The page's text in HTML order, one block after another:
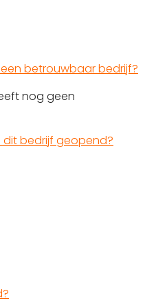
een betrouwbaar bedrijf?
nog geen
dit bedrijf geopend?